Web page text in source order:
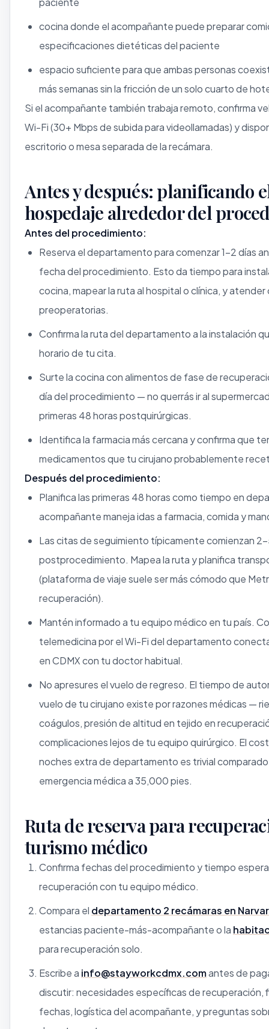
cocina donde el acompañante puede preparar
especificaciones dietéticas del paciente
espacio suficiente para que ambas personas
más semanas sin la fricción de un solo cuarto de
Si el acompañante también trabaja remoto, confirma
Wi-Fi (30+ Mbps de subida para videollamadas) y
escritorio o mesa separada de la recámara.
Antes y después: planificando
hospedaje alrededor del
Antes del procedimiento:
Reserva el departamento para comenzar 1–2 días
fecha del procedimiento. Esto da tiempo para
cocina, mapear la ruta al hospital o clínica, y atender
preoperatorias.
Confirma la ruta del departamento a la instalación
horario de tu cita.
Surte la cocina con alimentos de fase de
día del procedimiento — no querrás ir al
primeras 48 horas postquirúrgicas.
Identifica la farmacia más cercana y confirma que
medicamentos que tu cirujano probablemente
Después del procedimiento:
Planifica las primeras 48 horas como tiempo en
acompañante maneja idas a farmacia, comida y
Las citas de seguimiento típicamente comienzan
postprocedimiento. Mapea la ruta y planifica
(plataforma de viaje suele ser más cómodo que
recuperación).
Mantén informado a tu equipo médico en tu país.
telemedicina por el Wi-Fi del departamento
en CDMX con tu doctor habitual.
No apresures el vuelo de regreso. El tiempo de
vuelo de tu cirujano existe por razones médicas —
coágulos, presión de altitud en tejido en
complicaciones lejos de tu equipo quirúrgico. El
noches extra de departamento es trivial
emergencia médica a 35,000 pies.
Ruta de reserva para
turismo médico
Confirma fechas del procedimiento y tiempo
recuperación con tu equipo médico.
Compara el departamento 2 recámaras en
estancias paciente-más-acompañante o la
para recuperación solo.
Escribe a info@stayworkcdmx.comantes de
discutir: necesidades específicas de recuperación,
fechas, logística del acompañante, y preguntas